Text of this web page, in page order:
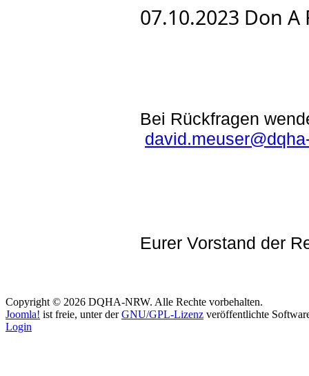
07.10.2023 Don
Bei Rückfragen
Eurer Vorstand der
Copyright © 2026 DQHA-NRW. Alle Rechte vorbehalten.
Joomla! ist freie, unter derGNU/GPL-Lizenz veröffentlichte
Login